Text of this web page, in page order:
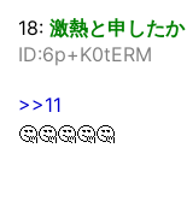
18: 激熱と申したか
ID:6p+K0tERM
>>11
🤔🤔🤔🤔🤔